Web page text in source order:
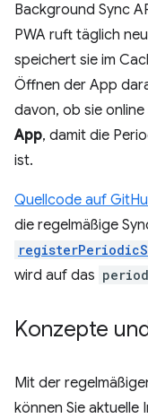
Background Sync
PWA ruft täglich
speichert sie im
Öffnen der App
davon, ob sie
App, damit die
ist.
Quellcode auf
die regelmäßige
wird auf das
Konzepte
Mit der
können Sie aktuelle